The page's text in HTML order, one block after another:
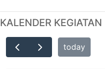
KALENDER KEGIATAN
today